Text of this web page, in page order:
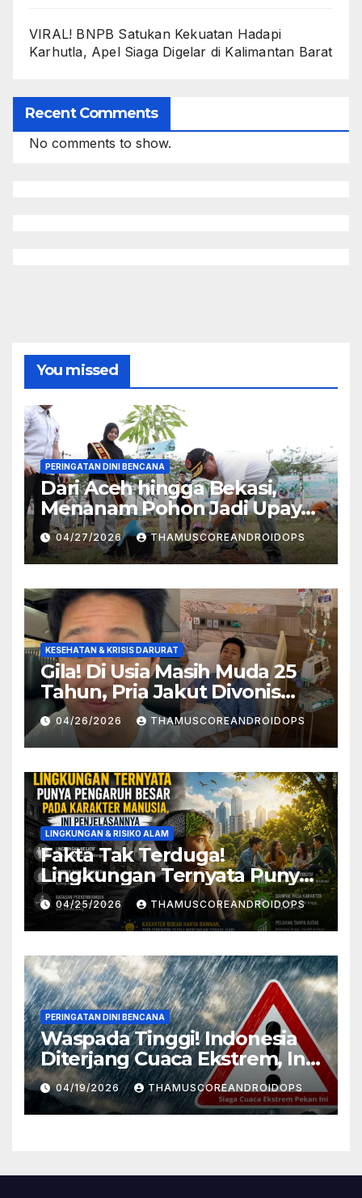
VIRAL! BNPB Satukan Kekuatan Hadapi
Karhutla, Apel Siaga Digelar di Kalimantan Barat
Recent Comments
No comments to show.
You missed
PERINGATAN DINI BENCANA
Dari Aceh hingga Bekasi,
Menanam Pohon Jadi Upaya
Redam Bencana Alam
04/27/2026 THAMUSCOREANDROIDOPS
KESEHATAN & KRISIS DARURAT
Gila! Di Usia Masih Muda 25
Tahun, Pria Jakut Divonis
Kanker Limfoma, Ini Dugaan
Penyebabnya
04/26/2026 THAMUSCOREANDROIDOPS
LINGKUNGAN & RISIKO ALAM
Fakta Tak Terduga!
Lingkungan Ternyata Punya
Pengaruh Besar Pada
Karakter Manusia, Ini
Penjelasannya
04/25/2026 THAMUSCOREANDROIDOPS
PERINGATAN DINI BENCANA
Waspada Tinggi! Indonesia
Diterjang Cuaca Ekstrem, Ini
Daftar Daerah Rawan
04/19/2026 THAMUSCOREANDROIDOPS